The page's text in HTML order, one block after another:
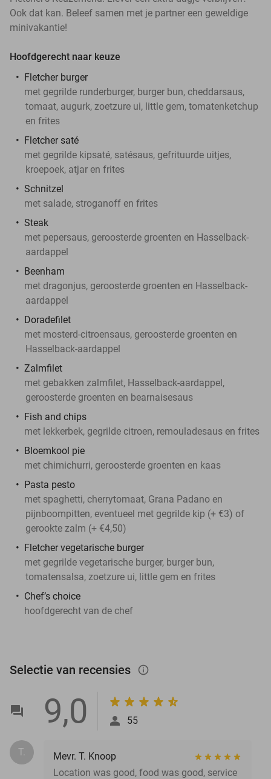
Ook dat kan. Beleef samen met je partner een geweldige
minivakantie!
Hoofdgerecht naar keuze
Fletcher burger
met gegrilde runderburger, burger bun, cheddarsaus,
tomaat, augurk, zoetzure ui, little gem, tomatenketchup
en frites
Fletcher saté
met gegrilde kipsaté, satésaus, gefrituurde uitjes,
kroepoek, atjar en frites
Schnitzel
met salade, stroganoff en frites
Steak
met pepersaus, geroosterde groenten en Hasselback-
aardappel
Beenham
met dragonjus, geroosterde groenten en Hasselback-
aardappel
Doradefilet
met mosterd-citroensaus, geroosterde groenten en
Hasselback-aardappel
Zalmfilet
met gebakken zalmfilet, Hasselback-aardappel,
geroosterde groenten en bearnaisesaus
Fish and chips
met lekkerbek, gegrilde citroen, remouladesaus en frites
Bloemkool pie
met chimichurri, geroosterde groenten en kaas
Pasta pesto
met spaghetti, cherrytomaat, Grana Padano en
pijnboompitten, eventueel met gegrilde kip (+ €3) of
gerookte zalm (+ €4,50)
Fletcher vegetarische burger
met gegrilde vegetarische burger, burger bun,
tomatensalsa, zoetzure ui, little gem en frites
Chef’s choice
hoofdgerecht van de chef
Selectie van recensies info_outlined
9,0 55
T.
Mevr. T. Knoop
Location was good, food was good, service